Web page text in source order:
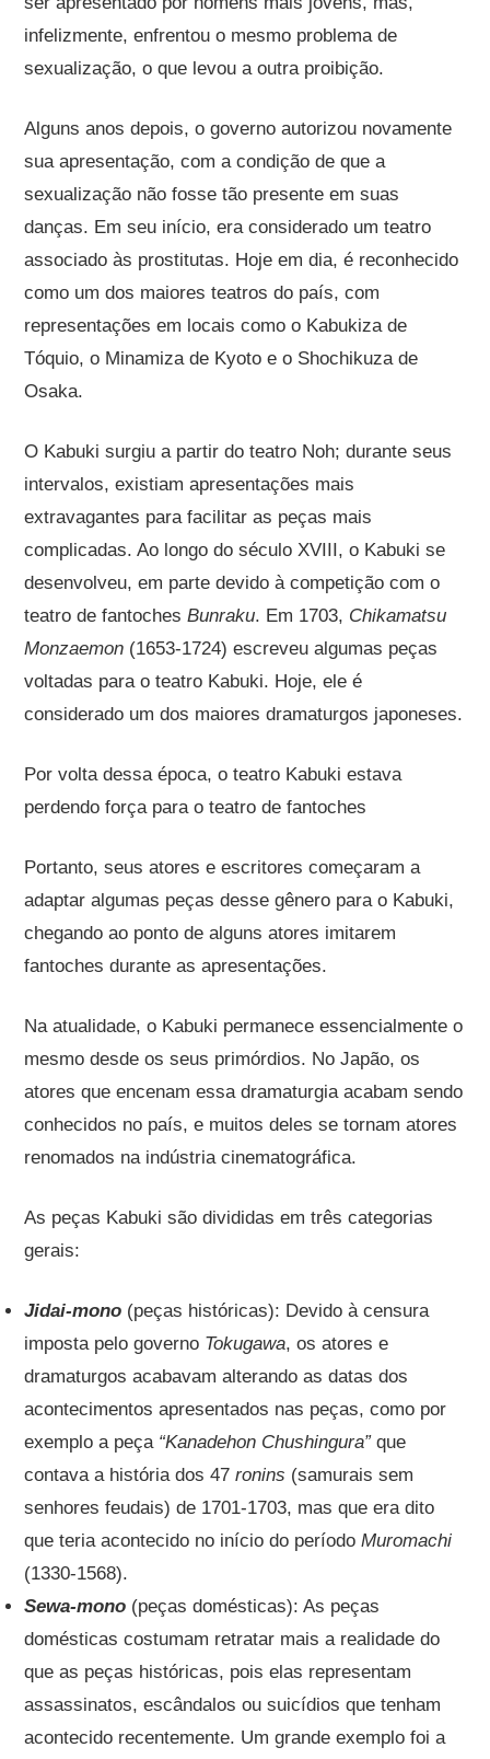
infelizmente, enfrentou o mesmo problema de
sexualização, o que levou a outra proibição.
Alguns anos depois, o governo autorizou novamente
sua apresentação, com a condição de que a
sexualização não fosse tão presente em suas
danças. Em seu início, era considerado um teatro
associado às prostitutas. Hoje em dia, é reconhecido
como um dos maiores teatros do país, com
representações em locais como o Kabukiza de
Tóquio, o Minamiza de Kyoto e o Shochikuza de
Osaka.
O Kabuki surgiu a partir do teatro Noh; durante seus
intervalos, existiam apresentações mais
extravagantes para facilitar as peças mais
complicadas. Ao longo do século XVIII, o Kabuki se
desenvolveu, em parte devido à competição com o
teatro de fantochesBunraku. Em 1703, Chikamatsu
Monzaemon (1653-1724) escreveu algumas peças
voltadas para o teatro Kabuki. Hoje, ele é
considerado um dos maiores dramaturgos japoneses.
Por volta dessa época, o teatro Kabuki estava
perdendo força para o teatro de fantoches
Portanto, seus atores e escritores começaram a
adaptar algumas peças desse gênero para o Kabuki,
chegando ao ponto de alguns atores imitarem
fantoches durante as apresentações.
Na atualidade, o Kabuki permanece essencialmente o
mesmo desde os seus primórdios. No Japão, os
atores que encenam essa dramaturgia acabam sendo
conhecidos no país, e muitos deles se tornam atores
renomados na indústria cinematográfica.
As peças Kabuki são divididas em três categorias
gerais:
Jidai-mono (peças históricas): Devido à censura
imposta pelo governo Tokugawa, os atores e
dramaturgos acabavam alterando as datas dos
acontecimentos apresentados nas peças, como por
exemplo a peça “Kanadehon Chushingura”que
contava a história dos 47ronins (samurais sem
senhores feudais) de 1701-1703, mas que era dito
que teria acontecido no início do períodoMuromachi
(1330-1568).
Sewa-mono (peças domésticas): As peças
domésticas costumam retratar mais a realidade do
que as peças históricas, pois elas representam
assassinatos, escândalos ou suicídios que tenham
acontecido recentemente. Um grande exemplo foi a